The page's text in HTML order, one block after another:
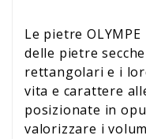
Le pietre
delle pietre
rettangolari e i
vita e carattere
posizionate in
valorizzare i